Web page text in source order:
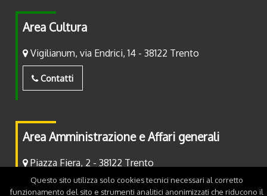
Area Cultura
Vigilianum, via Endrici, 14 - 38122 Trento
Contatti
Area Amministrazione e Affari generali
Piazza Fiera, 2 - 38122 Trento
Contatti
Questo sito utilizza solo cookies tecnici necessari al corretto
funzionamento del sito e strumenti analitici anonimizzati che riducono il